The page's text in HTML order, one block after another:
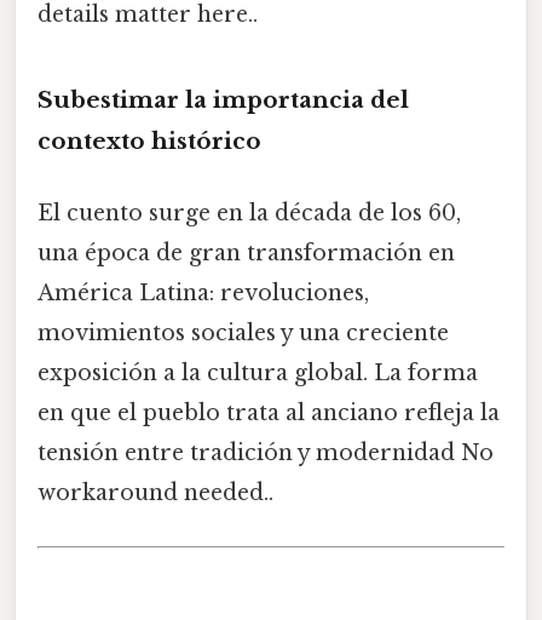
details matter here..
Subestimar la importancia del
contexto histórico
El cuento surge en la década de los 60,
una época de gran transformación en
América Latina: revoluciones,
movimientos sociales y una creciente
exposición a la cultura global. La forma
en que el pueblo trata al anciano refleja la
tensión entre tradición y modernidad No
workaround needed..